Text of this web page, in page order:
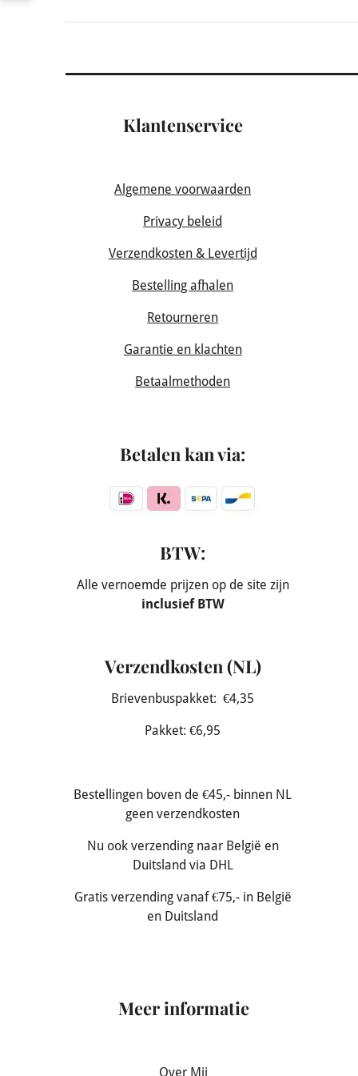
Klantenservice
Algemene voorwaarden
Privacy beleid
Verzendkosten & Levertijd
Bestelling afhalen
Retourneren
Garantie en klachten
Betaalmethoden
Betalen kan via:
BTW:
Alle vernoemde prijzen op de site zijn
inclusief BTW
Verzendkosten (NL)
Brievenbuspakket: €4,35
Pakket: €6,95
Bestellingen boven de €45,- binnen NL
geen verzendkosten
Nu ook verzending naar België en
Duitsland via DHL
Gratis verzending vanaf €75,- in België
en Duitsland
Meer informatie
Over Mij